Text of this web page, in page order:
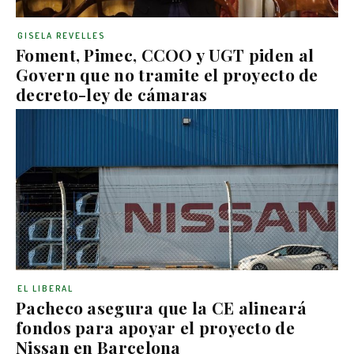
Foment, Pimec, CCOO y UGT piden al
Govern que no tramite el proyecto de
decreto-ley de cámaras
GISELA REVELLES
Pacheco asegura que la CE alineará
fondos para apoyar el proyecto de
Nissan en Barcelona
EL LIBERAL